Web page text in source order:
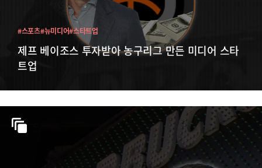
제프 베이조스 투자받아 농구리그 만든 미디어 스타
트업
#스포츠#뉴미디어#스타트업